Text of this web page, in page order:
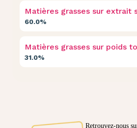
Matières grasses sur extrait
60.0%
Matières grasses sur poids
31.0%
Retrouvez-nous